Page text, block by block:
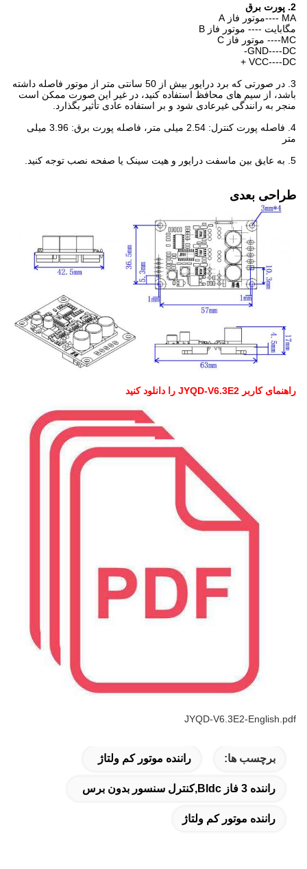
2. پورت برق
MA ----موتور فاز A
مگابایت ---- موتور فاز B
MC---- موتور فاز C
GND----DC-
VCC----DC +
3. در صورتی که برد درایور بیش از 50 سانتی متر از موتور فاصله داشته
باشد، از سیم های محافظ استفاده کنید، در غیر این صورت ممکن است
منجر به رانندگی غیرعادی شود و بر استفاده عادی تأثیر بگذارد.
4. فاصله پورت کنترل: 2.54 میلی متر، فاصله پورت برق: 3.96 میلی
متر
5. به عایق بین ماسفت درایور و هیت سینک یا صفحه نصب توجه کنید.
طراحی بعدی
راهنمای کاربر JYQD-V6.3E2 را دانلود کنید
JYQD-V6.3E2-English.pdf
برچسب ها: راننده موتور کم ولتاژ
راننده 3 فاز Bldc,کنترل سنسور بدون برس
راننده موتور کم ولتاژ